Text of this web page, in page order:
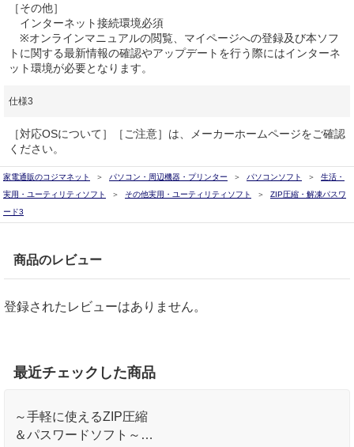
［その他］
インターネット接続環境必須
※オンラインマニュアルの閲覧、マイページへの登録及び本ソフ
トに関する最新情報の確認やアップデートを行う際にはインターネ
ット環境が必要となります。
仕様3
［対応OSについて］［ご注意］は、メーカーホームページをご確認
ください。
家電通販のコジマネット パソコン・周辺機器・プリンター パソコンソフト
生活・
実用・ユーティリティソフト
その他実用・ユーティリティソフト
ZIP圧縮・解凍パスワ
ード3
商品のレビュー
登録されたレビューはありません。
最近チェックした商品
～手軽に使えるZIP圧縮
＆パスワードソフト～